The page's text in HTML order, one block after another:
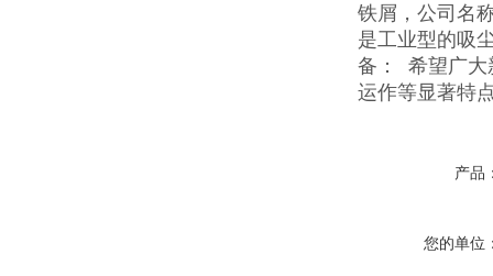
铁屑，公司名
是工业型的吸
备： 希望广大
运作等显著特
产品
您的单位